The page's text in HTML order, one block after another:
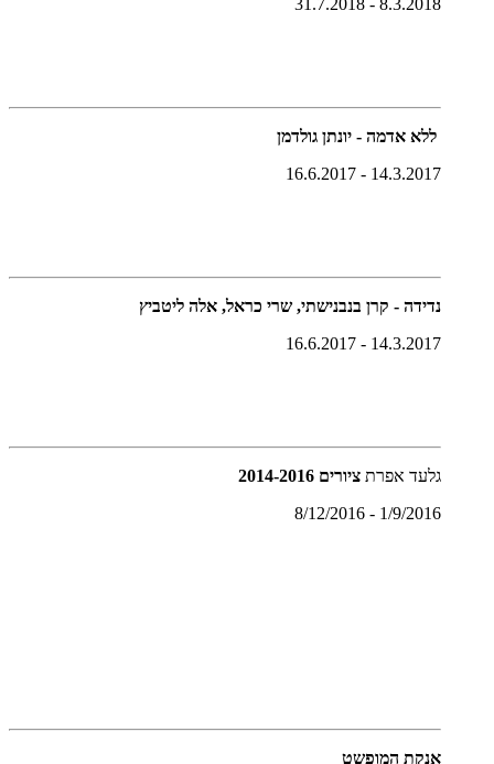
ללא אדמה - יונתן גולדמן
14.3.2017 - 16.6.2017
נדידה - קרן בנבנישתי, שרי כראל, אלה ליטביץ
14.3.2017 - 16.6.2017
גלעד אפרת ציורים 2014-2016
1/9/2016 - 8/12/2016
אנקת המופשט